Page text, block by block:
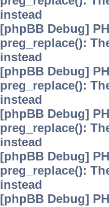
instead
[phpBB Debug]
preg_replace():
instead
[phpBB Debug]
preg_replace():
instead
[phpBB Debug]
preg_replace():
instead
[phpBB Debug]
preg_replace():
instead
[phpBB Debug]